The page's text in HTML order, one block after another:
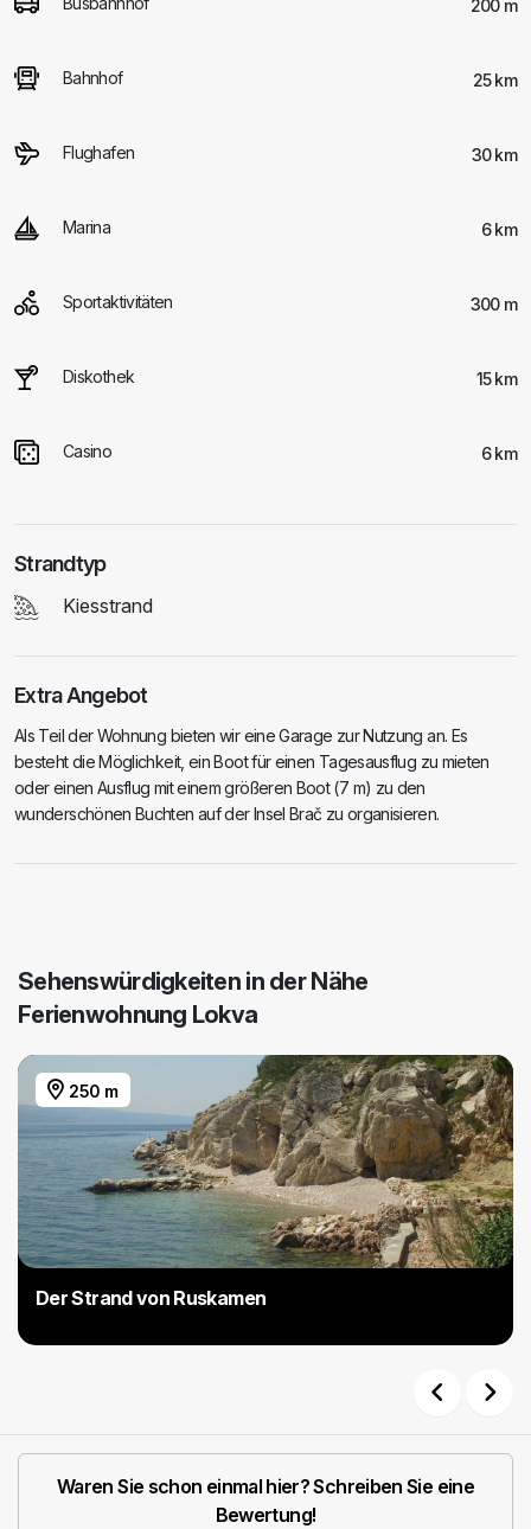
200 m
Bahnhof 25 km
Flughafen 30 km
Marina 6 km
Sportaktivitäten 300 m
Diskothek 15 km
Casino 6 km
Strandtyp
Kiesstrand
Extra Angebot
Als Teil der Wohnung bieten wir eine Garage zur Nutzung an. Es
besteht die Möglichkeit, ein Boot für einen Tagesausflug zu mieten
oder einen Ausflug mit einem größeren Boot (7 m) zu den
wunderschönen Buchten auf der Insel Brač zu organisieren.
Sehenswürdigkeiten in der Nähe
Ferienwohnung Lokva
250 m
Der Strand von Ruskamen
Waren Sie schon einmal hier? Schreiben Sie eine
Bewertung!